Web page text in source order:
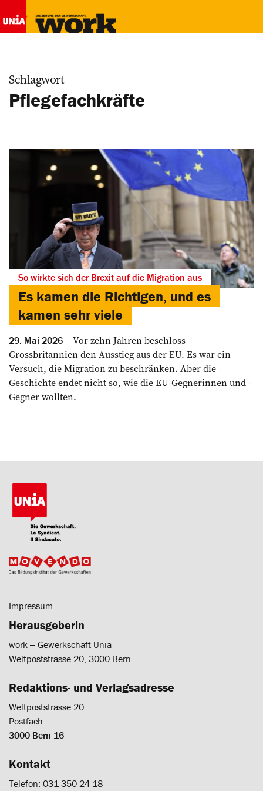
Schlagwort
Pflegefachkräfte
So wirkte sich der Brexit auf die Migration aus
Es kamen die Richtigen, und es
kamen sehr viele
29. Mai 2026
Vor zehn Jahren beschloss
Grossbritannien den ­Ausstieg aus der EU. Es war ein
Versuch, die Migration zu beschränken. Aber die ­
Geschichte endet nicht so, wie die EU-Gegnerinnen und ­-
Gegner wollten.
Impressum
Herausgeberin
work ‒ Gewerkschaft Unia
Weltpoststrasse 20, 3000 Bern
Redaktions- und Verlagsadresse
Weltpoststrasse 20
Postfach
3000 Bern 16
Kontakt
Telefon: 031 350 24 18